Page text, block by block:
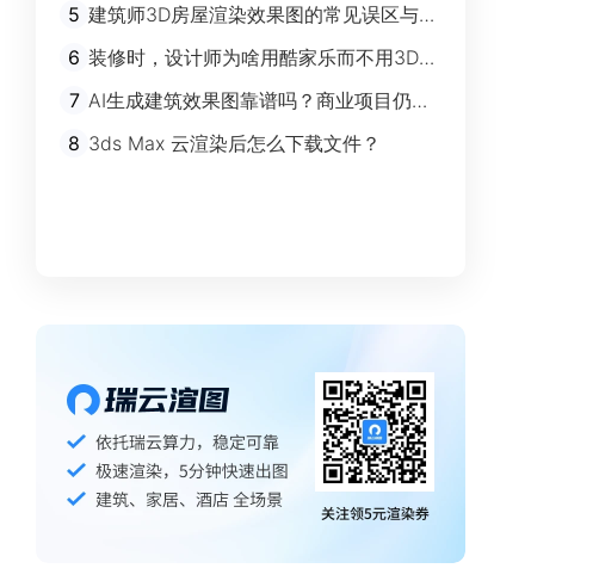
5 建筑师3D房屋渲染效果图的常见误区与规
避指南
6 装修时，设计师为啥用酷家乐而不用3Ds
max？
7 AI生成建筑效果图靠谱吗？商业项目仍离
不开传统渲染
8 3ds Max 云渲染后怎么下载文件？